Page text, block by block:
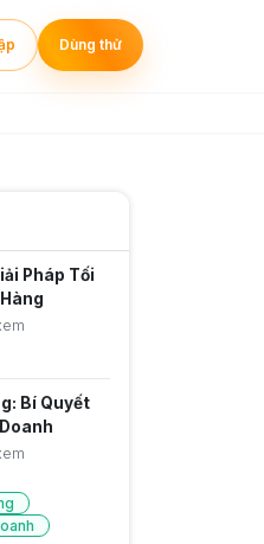
Dùng thử
Pháp Tối
Bí Quyết